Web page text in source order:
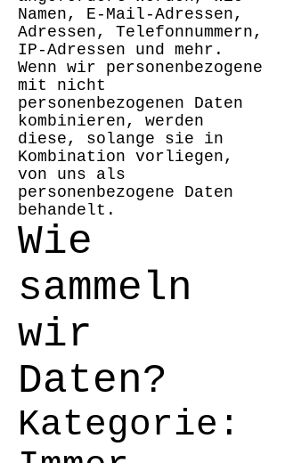
Namen, E-Mail-Adressen,
Adressen, Telefonnummern,
IP-Adressen und mehr.
Wenn wir personenbezogene
mit nicht
personenbezogenen Daten
kombinieren, werden
diese, solange sie in
Kombination vorliegen,
von uns als
personenbezogene Daten
behandelt.
Wie
sammeln
wir
Daten?
Kategorie: